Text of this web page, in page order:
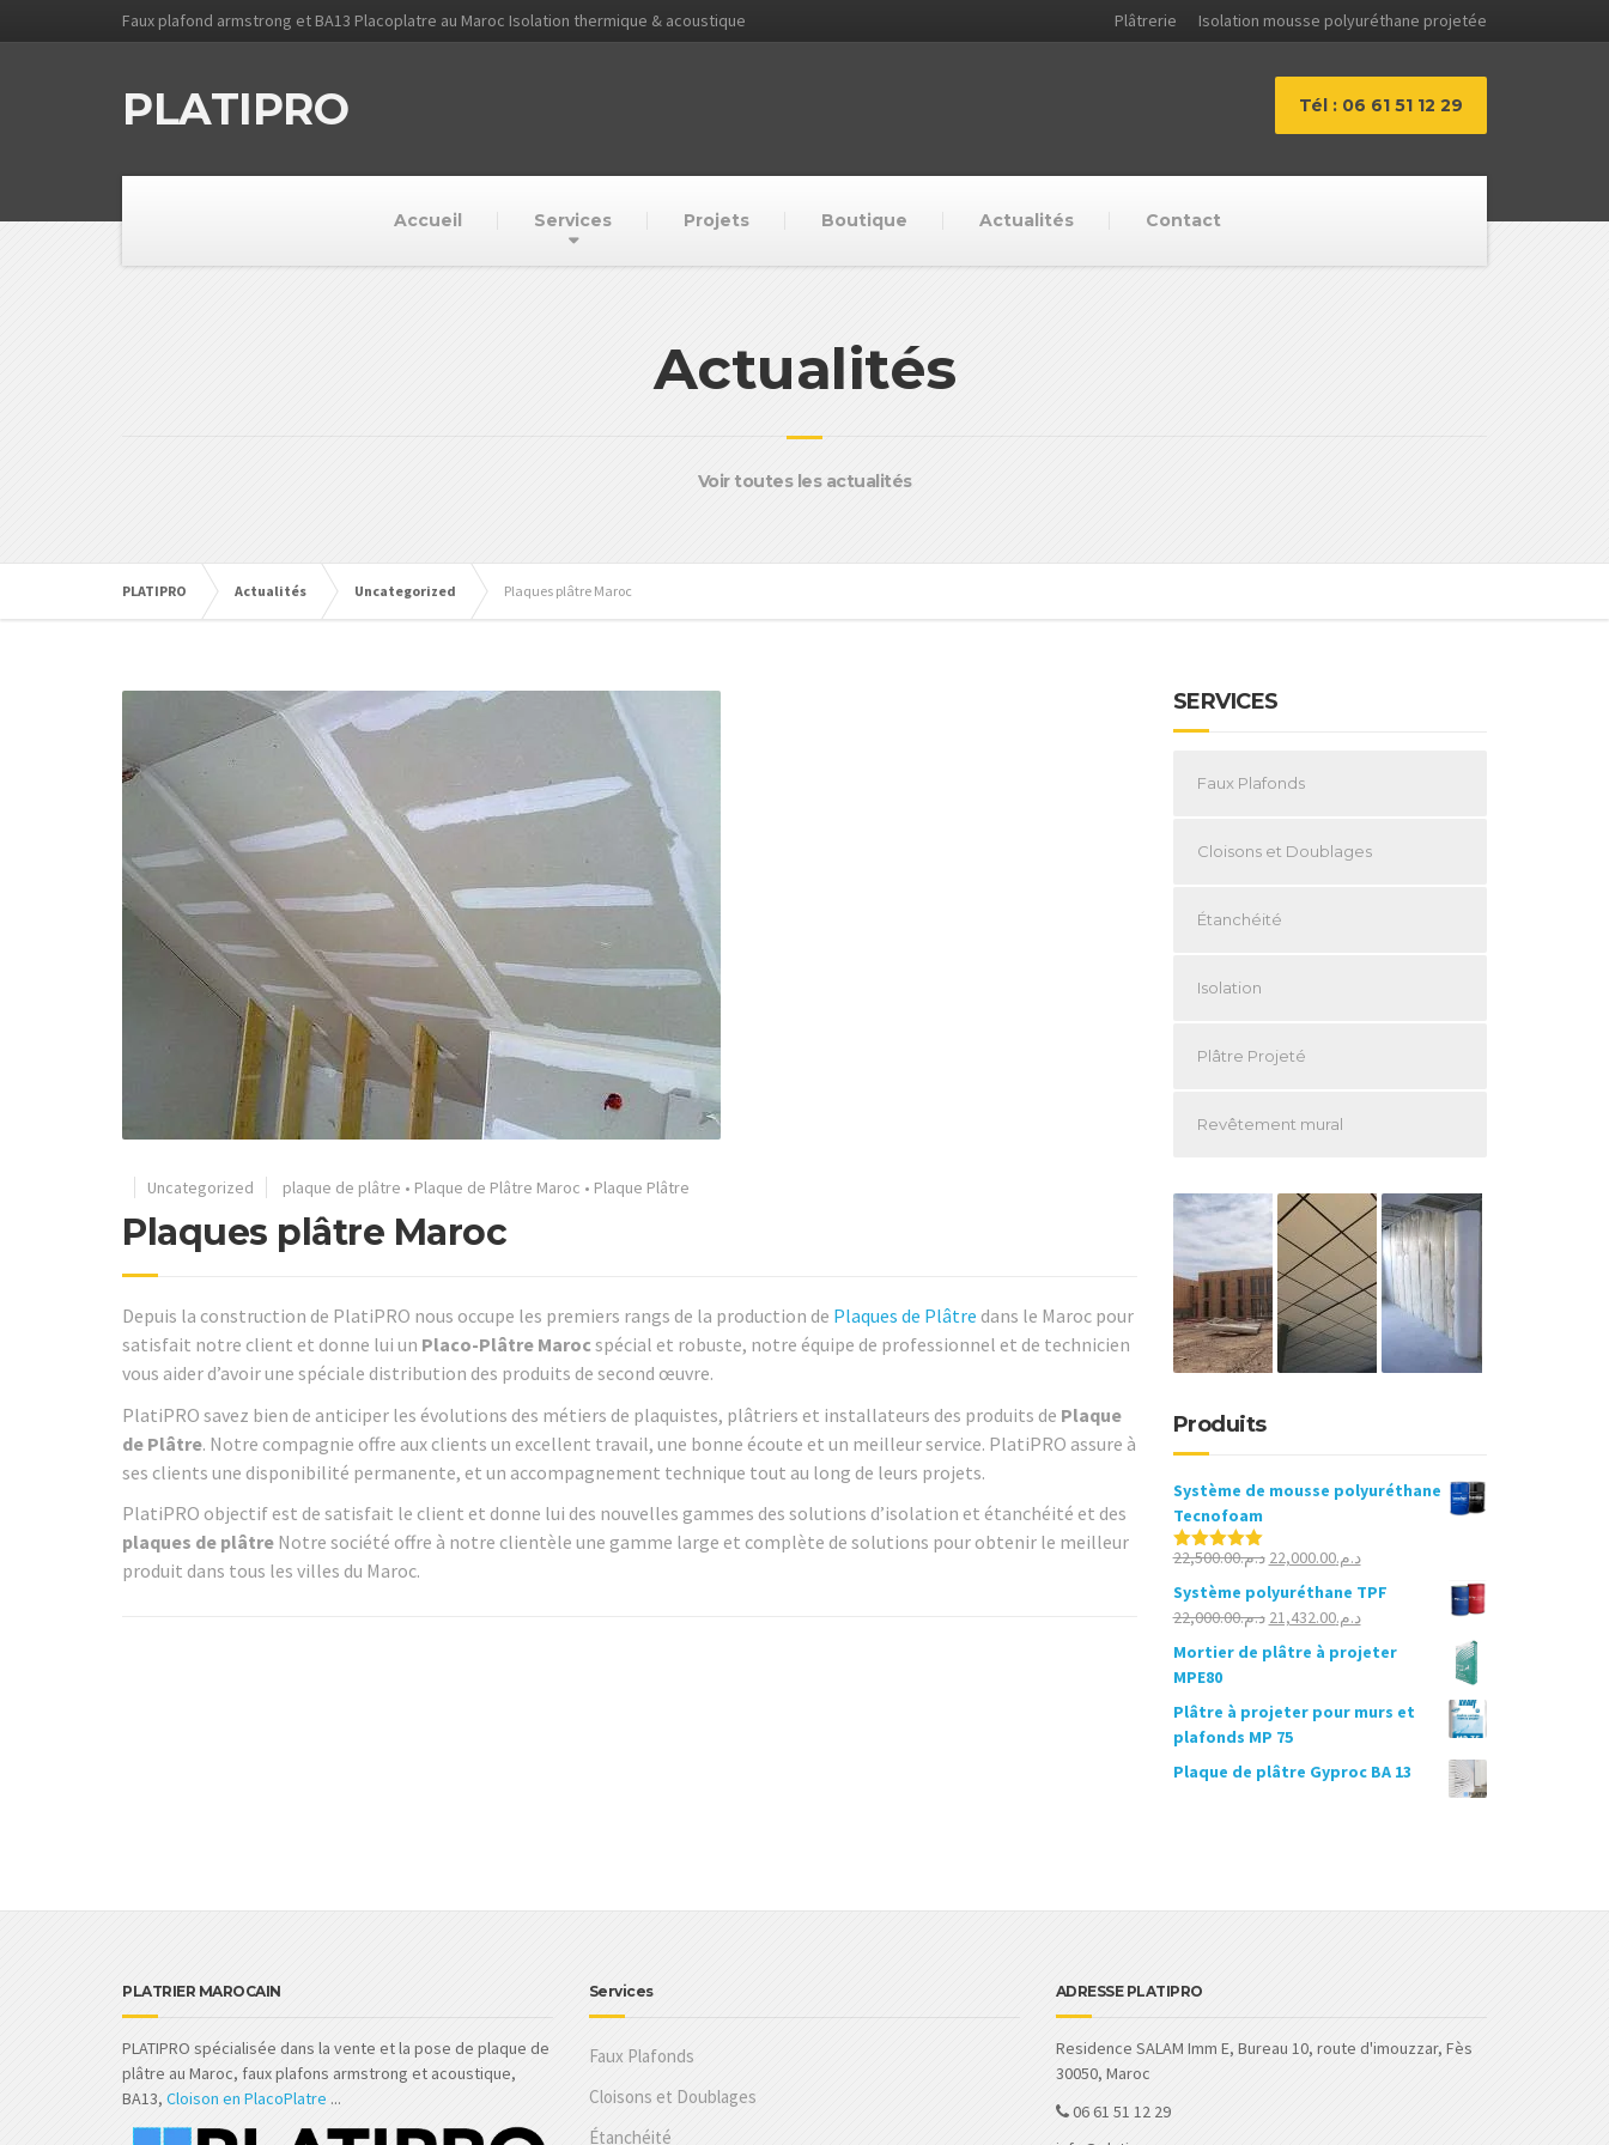
Faux plafond armstrong et BA13 Placoplatre au Maroc Isolation thermique & acoustique Plâtrerie Isolation mousse polyuréthane projetée
PLATIPRO Tél : 06 61 51 12 29
Accueil Services Projets Boutique Actualités Contact
Actualités
Voir toutes les actualités
PLATIPRO Actualités Uncategorized Plaques plâtre Maroc
Uncategorized plaque de plâtre • Plaque de Plâtre Maroc • Plaque Plâtre
Plaques plâtre Maroc
Depuis la construction de PlatiPRO nous occupe les premiers rangs de la production de Plaques de Plâtre dans le Maroc pour
satisfait notre client et donne lui un Placo-Plâtre Maroc spécial et robuste, notre équipe de professionnel et de technicien
vous aider d’avoir une spéciale distribution des produits de second œuvre.
PlatiPRO savez bien de anticiper les évolutions des métiers de plaquistes, plâtriers et installateurs des produits de Plaque
de Plâtre. Notre compagnie offre aux clients un excellent travail, une bonne écoute et un meilleur service. PlatiPRO assure à
ses clients une disponibilité permanente, et un accompagnement technique tout au long de leurs projets.
PlatiPRO objectif est de satisfait le client et donne lui des nouvelles gammes des solutions d’isolation et étanchéité et des
plaques de plâtre Notre société offre à notre clientèle une gamme large et complète de solutions pour obtenir le meilleur
produit dans tous les villes du Maroc.
SERVICES
Faux Plafonds
Cloisons et Doublages
Étanchéité
Isolation
Plâtre Projeté
Revêtement mural
Produits
Système de mousse polyuréthane
Tecnofoam
Note5.00د.م.22,500.00
Le
prix
initial
était :
د.م.22,500.00.
د.م.22,000.00
Le
est :
Système polyuréthane TPF
د.م.22,000.00
Le
prix
د.م.22,000.00.
د.م.21,432.00
Le
prix
actuel
د.م.21,432.00.
Mortier de plâtre à projeter
MPE80
Plâtre à projeter pour murs et
plafonds MP 75
Plaque de plâtre Gyproc BA 13
PLATRIER MAROCAIN
PLATIPRO spécialisée dans la vente et la pose de plaque de
plâtre au Maroc, faux plafons armstrong et acoustique,
BA13, Cloison en PlacoPlatre ...
Services
Faux Plafonds
Cloisons et Doublages
Étanchéité
ADRESSE PLATIPRO
Residence SALAM Imm E, Bureau 10, route d'imouzzar, Fès
30050, Maroc
06 61 51 12 29